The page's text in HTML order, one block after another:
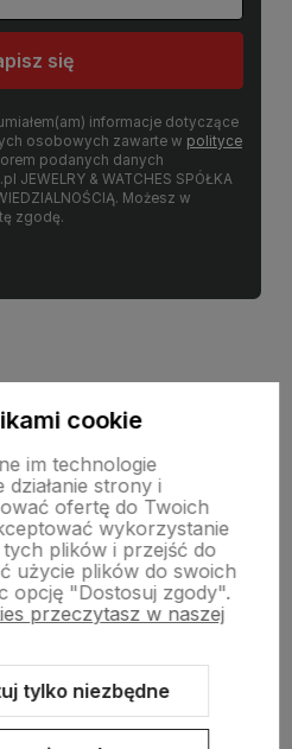
się
informacje dotyczące
osobowych zawarte w polityce
podanych danych
JEWELRY & WATCHES SPÓŁKA
Możesz w
zgodę.
cookie
im technologie
strony i
ofertę do Twoich
wykorzystanie
plików i przejść do
użycie plików do swoich
opcję "Dostosuj zgody".
przeczytasz w naszej
tylko niezbędne